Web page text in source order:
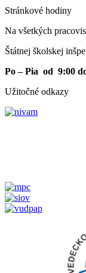
Stránkové hodiny​
Na všetkých
Štátnej školskej
Po – Pia od 9:00
Užitočné odkazy